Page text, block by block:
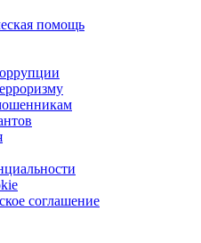
помощь
соглашение